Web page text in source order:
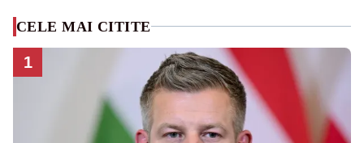
CELE MAI CITITE
1